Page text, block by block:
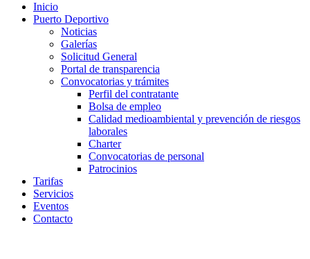
Inicio
Puerto Deportivo
Noticias
Galerías
Solicitud General
Portal de transparencia
Convocatorias y trámites
Perfil del contratante
Bolsa de empleo
Calidad medioambiental y prevención de riesgos
laborales
Charter
Convocatorias de personal
Patrocinios
Tarifas
Servicios
Eventos
Contacto